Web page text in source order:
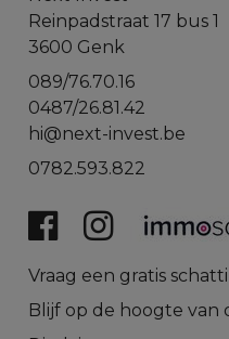
Reinpadstraat 17 bus 1
3600 Genk
089/76.70.16
0487/26.81.42
hi@next-invest.be
0782.593.822
​​​​​​Vraag een gratis
Blijf op de hoogte van